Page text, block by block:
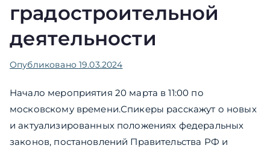
градостроительной
деятельности
Опубликовано 19.03.2024
Начало мероприятия 20 марта в 11:00 по
московскому времени.Спикеры расскажут о новых
и актуализированных положениях федеральных
законов, постановлений Правительства РФ и